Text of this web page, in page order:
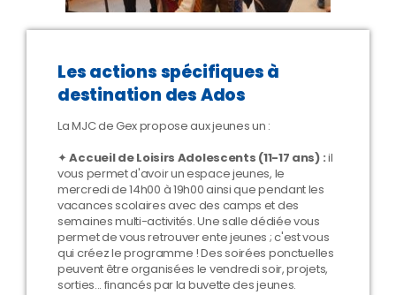
Les actions spécifiques à
destination des Ados
La MJC de Gex propose aux jeunes un :
✦Accueil de Loisirs Adolescents (11-17 ans) :il
vous permet d'avoir un espace jeunes, le
mercredi de 14h00 à 19h00 ainsi que pendant les
vacances scolaires avec des camps et des
semaines multi-activités. Une salle dédiée vous
permet de vous retrouver ente jeunes ; c'est vous
qui créez le programme ! Des soirées ponctuelles
peuvent être organisées le vendredi soir, projets,
sorties... financés par la buvette des jeunes.